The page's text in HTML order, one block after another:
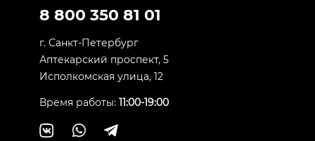
8 800 350 81 01
г. Санкт-Петербург
Аптекарский проспект, 5
Исполкомская улица, 12
Время работы: 11:00-19:00